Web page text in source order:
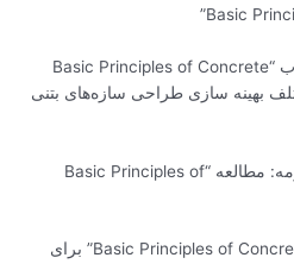
در این قسمت، با استفاده از کتاب “Basic Principles of Concrete
بهینه سازی طراحی سازه‌های بتنی
ارزیابی کیفیت سازه‌های بتنی آرمه: مطالعه “Basic Principles of
در این بخش، از کتاب “Basic Principles of Concrete 2016” برای